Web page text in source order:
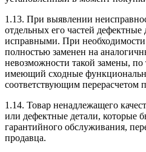
1.13. При выявлении
отдельных его частей дефектные
исправными. При
полностью заменен на
невозможности такой замены,
имеющий сходные
соответствующим перерасчетом
1.14. Товар ненадлежащего
или дефектные детали, которые
гарантийного обслуживания,
продавца.